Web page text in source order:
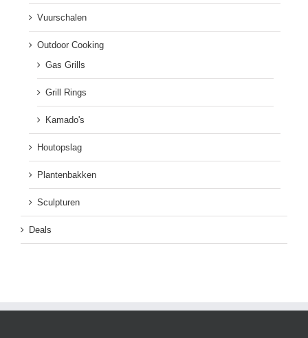
Vuurschalen
Outdoor Cooking
Gas Grills
Grill Rings
Kamado's
Houtopslag
Plantenbakken
Sculpturen
Deals